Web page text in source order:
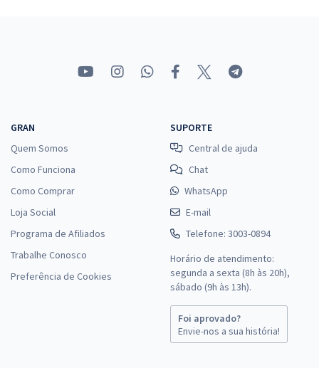
GRAN
Quem Somos
Como Funciona
Como Comprar
Loja Social
Programa de Afiliados
Trabalhe Conosco
Preferência de Cookies
SUPORTE
Central de ajuda
Chat
WhatsApp
E-mail
Telefone: 3003-0894
Horário de atendimento:
segunda a sexta (8h às 20h),
sábado (9h às 13h).
Foi aprovado?
Envie-nos a sua história!